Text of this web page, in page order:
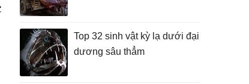
Top 32 sinh vật kỳ lạ dưới đại
dương sâu thẳm